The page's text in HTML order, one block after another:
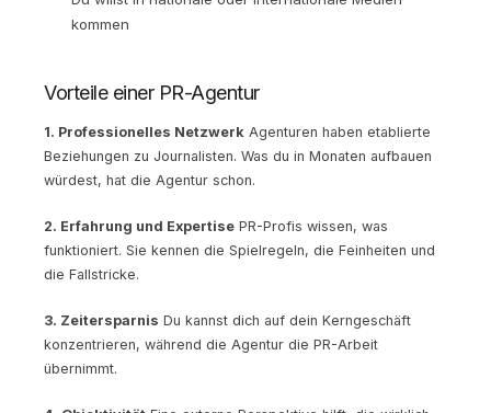
kommen
Vorteile einer PR-Agentur
1. Professionelles Netzwerk Agenturen haben etablierte
Beziehungen zu Journalisten. Was du in Monaten aufbauen
würdest, hat die Agentur schon.
2. Erfahrung und Expertise PR-Profis wissen, was
funktioniert. Sie kennen die Spielregeln, die Feinheiten und
die Fallstricke.
3. Zeitersparnis Du kannst dich auf dein Kerngeschäft
konzentrieren, während die Agentur die PR-Arbeit
übernimmt.